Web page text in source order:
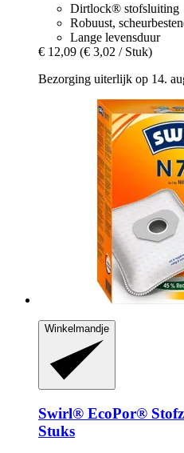
Dirtlock® stofsluiting
Robuust,
Lange levensduur
€ 12,09 (€ 3,02 / Stuk)
Bezorging uiterlijk op 14.
Winkelmandje
Swirl® EcoPor®
Stuks